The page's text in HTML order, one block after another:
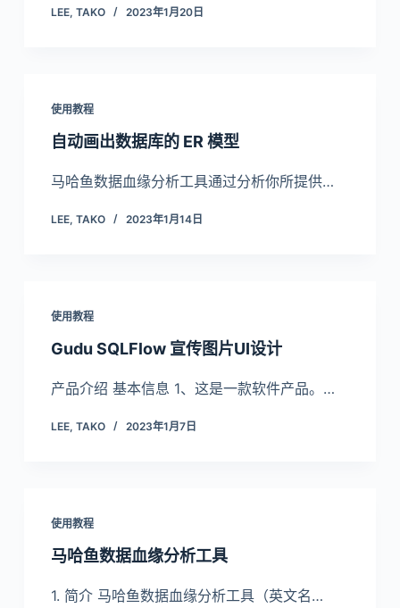
LEE, TAKO 2023年1月20日
使用教程
自动画出数据库的 ER 模型
马哈鱼数据血缘分析工具通过分析你所提供…
LEE, TAKO 2023年1月14日
使用教程
Gudu SQLFlow 宣传图片UI设计
产品介绍 基本信息 1、这是一款软件产品。…
LEE, TAKO 2023年1月7日
使用教程
马哈鱼数据血缘分析工具
1. 简介 马哈鱼数据血缘分析工具（英文名…